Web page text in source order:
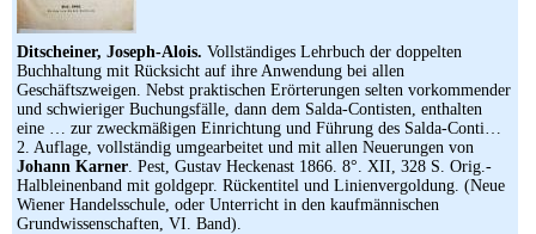
Ditscheiner, Joseph-Alois. Vollständiges Lehrbuch der doppelten
Buchhaltung mit Rücksicht auf ihre Anwendung bei allen
Geschäftszweigen. Nebst praktischen Erörterungen selten vorkommender
und schwieriger Buchungsfälle, dann dem Salda-Contisten, enthalten
eine … zur zweckmäßigen Einrichtung und Führung des Salda-Conti…
2. Auflage, vollständig umgearbeitet und mit allen Neuerungen von
Johann Karner. Pest, Gustav Heckenast 1866. 8°. XII, 328 S. Orig.-
Halbleinenband mit goldgepr. Rückentitel und Linienvergoldung. (Neue
Wiener Handelsschule, oder Unterricht in den kaufmännischen
Grundwissenschaften, VI. Band).